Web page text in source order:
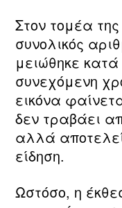
Στον τομέα
συνολικός
μειώθηκε κατά
συνεχόμενη
εικόνα
δεν τραβάει
αλλά
είδηση.
Ωστόσο, η